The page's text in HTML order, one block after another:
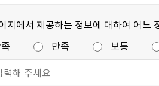
지에서 제공하는 정보에 대하여 어느
만족 보통